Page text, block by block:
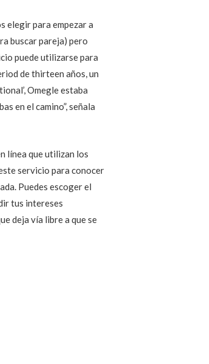
elegir para empezar a
buscar pareja) pero
puede utilizarse para
de thirteen años, un
Omegle estaba
en el camino”, señala
línea que utilizan los
servicio para conocer
Puedes escoger el
tus intereses
deja vía libre a que se